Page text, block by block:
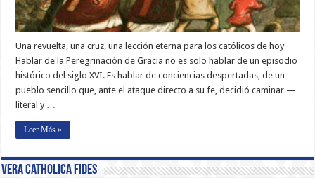
Una revuelta, una cruz, una lección eterna para los católicos de hoy
Hablar de la Peregrinación de Gracia no es solo hablar de un episodio
histórico del siglo XVI. Es hablar de conciencias despertadas, de un
pueblo sencillo que, ante el ataque directo a su fe, decidió caminar —
literal y …
Leer Más »
Vera Catholica Fides